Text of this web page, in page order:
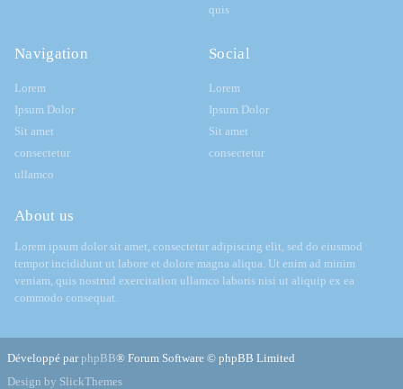
quis
Navigation
Lorem
Ipsum Dolor
Sit amet
consectetur
ullamco
Social
Lorem
Ipsum Dolor
Sit amet
consectetur
About us
Lorem ipsum dolor sit amet, consectetur adipiscing elit, sed do eiusmod
tempor incididunt ut labore et dolore magna aliqua. Ut enim ad minim
veniam, quis nostrud exercitation ullamco laboris nisi ut aliquip ex ea
commodo consequat.
Développé parphpBB® Forum Software © phpBB Limited
Design by SlickThemes